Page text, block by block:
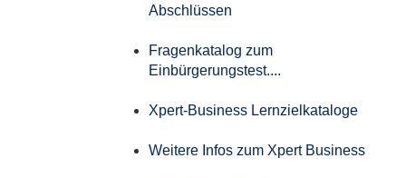
Abschlüssen
Fragenkatalog zum
Einbürgerungstest....
Xpert-Business Lernzielkataloge
Weitere Infos zum Xpert Business